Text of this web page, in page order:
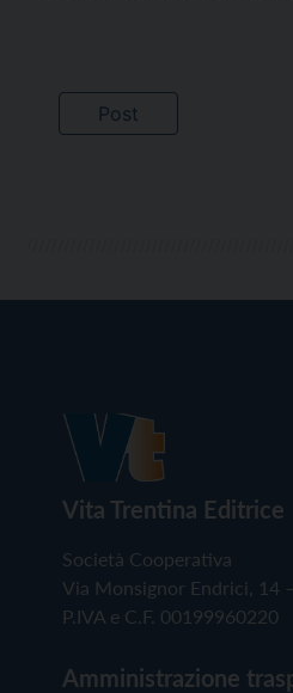
Vita Trentina Editrice
Società Cooperativa
Via Monsignor Endrici, 14
P.IVA e C.F. 00199960220
Amministrazione